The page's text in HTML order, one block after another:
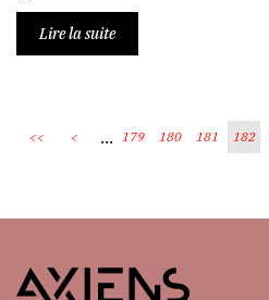
Lire la suite
<< < ... 179 180 181 182